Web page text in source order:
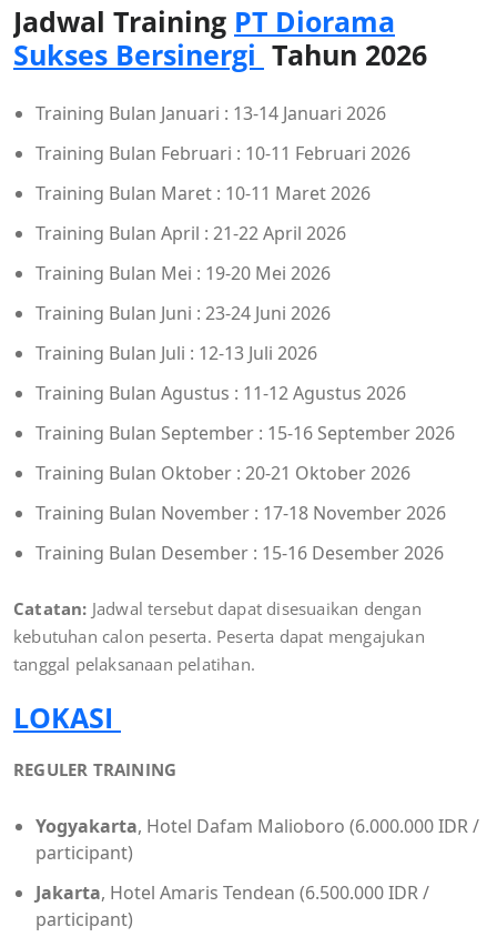
Jadwal Training PT Diorama
Sukses Bersinergi Tahun 2026
Training Bulan Januari : 13-14 Januari 2026
Training Bulan Februari : 10-11 Februari 2026
Training Bulan Maret : 10-11 Maret 2026
Training Bulan April : 21-22 April 2026
Training Bulan Mei : 19-20 Mei 2026
Training Bulan Juni : 23-24 Juni 2026
Training Bulan Juli : 12-13 Juli 2026
Training Bulan Agustus : 11-12 Agustus 2026
Training Bulan September : 15-16 September 2026
Training Bulan Oktober : 20-21 Oktober 2026
Training Bulan November : 17-18 November 2026
Training Bulan Desember : 15-16 Desember 2026
Catatan: Jadwal tersebut dapat disesuaikan dengan
kebutuhan calon peserta. Peserta dapat mengajukan
tanggal pelaksanaan pelatihan.
LOKASI
REGULER TRAINING
Yogyakarta, Hotel Dafam Malioboro (6.000.000 IDR /
participant)
Jakarta, Hotel Amaris Tendean (6.500.000 IDR /
participant)